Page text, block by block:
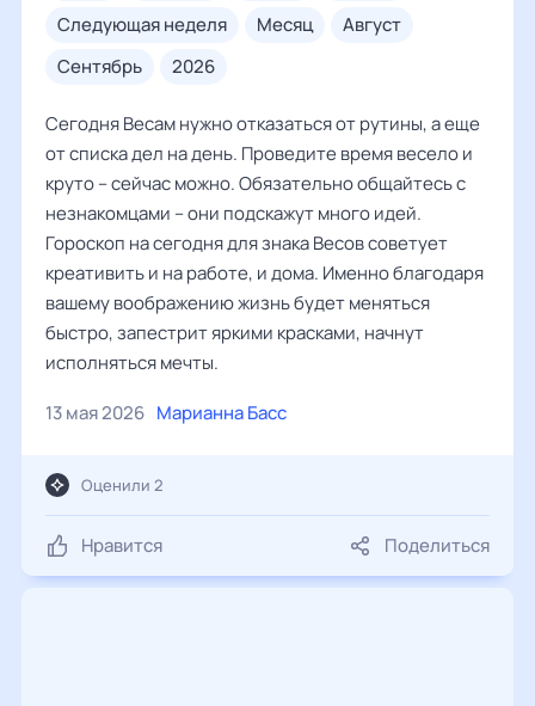
следующая неделя
месяц
август
сентябрь
2026
Сегодня Весам нужно отказаться от рутины, а еще
от списка дел на день. Проведите время весело и
круто – сейчас можно. Обязательно общайтесь с
незнакомцами – они подскажут много идей.
Гороскоп на сегодня для знака Весов советует
креативить и на работе, и дома. Именно благодаря
вашему воображению жизнь будет меняться
быстро, запестрит яркими красками, начнут
исполняться мечты.
13 мая 2026 Марианна Басс
Нравится Поделиться
Оценили 2